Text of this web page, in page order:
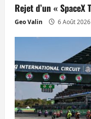
t
i
c
l
e
Rejet d’un «
Geo Valin 6 Août 2026